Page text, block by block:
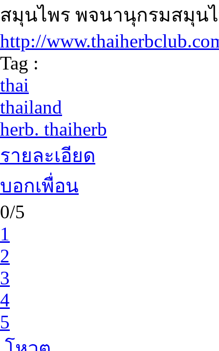
สมุนไพร พจนานุกรมสมุน
http://
Tag :
thai
thailand
herb. thaiherb
รายละเอียด
บอกเพื่อน
0/5
1
2
3
4
5